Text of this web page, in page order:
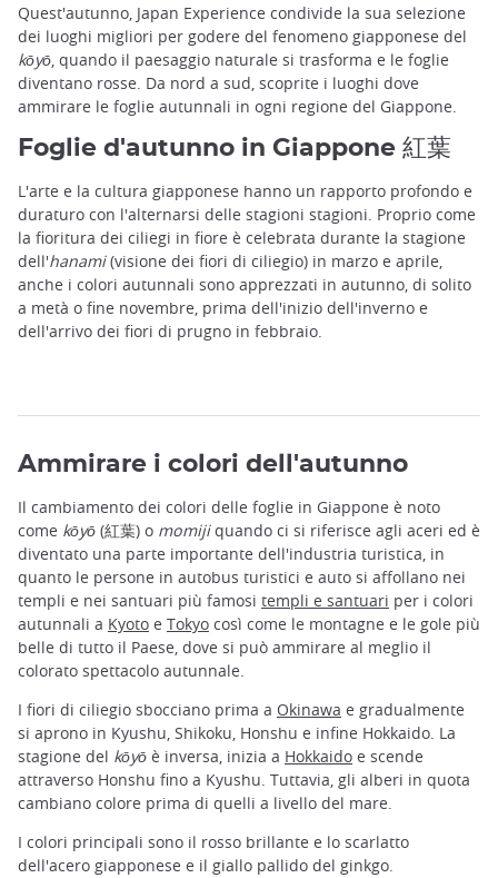
Quest'autunno, Japan Experience condivide la sua selezione
dei luoghi migliori per godere del fenomeno giapponese del
kōyō , quando il paesaggio naturale si trasforma e le foglie
diventano rosse. Da nord a sud, scoprite i luoghi dove
ammirare le foglie autunnali in ogni regione del Giappone.
Foglie d'autunno in Giappone 紅葉
L'arte e la cultura giapponese hanno un rapporto profondo e
duraturo con l'alternarsi delle stagioni stagioni. Proprio come
la fioritura dei ciliegi in fiore è celebrata durante la stagione
dell'hanami(visione dei fiori di ciliegio) in marzo e aprile,
anche i colori autunnali sono apprezzati in autunno, di solito
a metà o fine novembre, prima dell'inizio dell'inverno e
dell'arrivo dei fiori di prugno in febbraio.
Ammirare i colori dell'autunno
Il cambiamento dei colori delle foglie in Giappone è noto
come kōyō (紅葉) o momijiquando ci si riferisce agli aceri ed è
diventato una parte importante dell'industria turistica, in
quanto le persone in autobus turistici e auto si affollano nei
templi e nei santuari più famosi templi e santuari per i colori
autunnali a Kyoto e Tokyo così come le montagne e le gole più
belle di tutto il Paese, dove si può ammirare al meglio il
colorato spettacolo autunnale.
I fiori di ciliegio sbocciano prima a Okinawa e gradualmente
si aprono in Kyushu, Shikoku, Honshu e infine Hokkaido. La
stagione del kōyō è inversa, inizia a Hokkaido e scende
attraverso Honshu fino a Kyushu. Tuttavia, gli alberi in quota
cambiano colore prima di quelli a livello del mare.
I colori principali sono il rosso brillante e lo scarlatto
dell'acero giapponese e il giallo pallido del ginkgo.